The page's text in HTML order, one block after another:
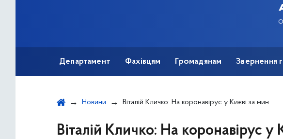
Департамент Фахівцям Громадянам Звернення
Новини Віталій Кличко: На коронавірус у Києві за минулу добу захворіли ще 1213 киян. 29 людей померли
Віталій Кличко: На коронавірус